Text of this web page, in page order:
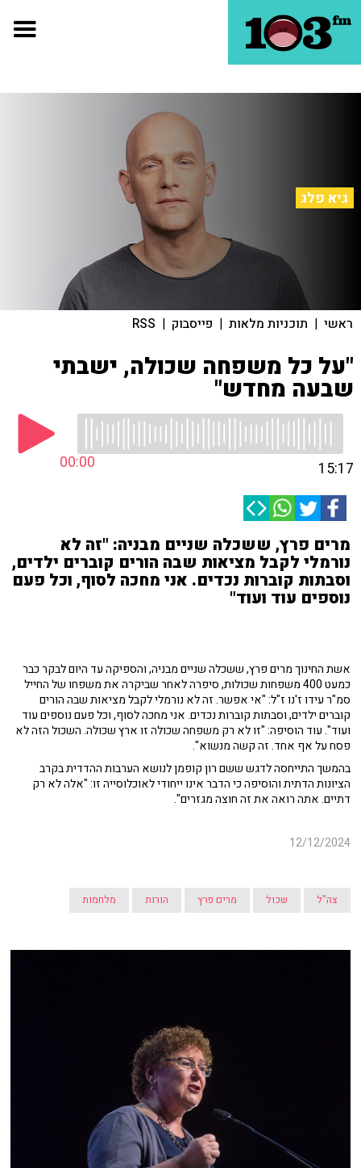
גיא פלג
ראשי | תוכניות מלאות | פייסבוק |
RSS
"על כל משפחה שכולה, ישבתי
שבעה מחדש"
00:00 15:17
מרים פרץ, ששכלה שניים מבניה: "זה לא
נורמלי לקבל מציאות שבה הורים קוברים ילדים,
וסבתות קוברות נכדים. אני מחכה לסוף, וכל פעם
נוספים עוד ועוד"
אשת החינוך מרים פרץ, ששכלה שניים מבניה, והספיקה עד היום לבקר כבר
כמעט 400 משפחות שכולות, סיפרה לאחר שביקרה את משפחו של החייל
סמ"ר עידו ז'נו ז"ל: "אי אפשר. זה לא נורמלי לקבל מציאות שבה הורים
קוברים ילדים, וסבתות קוברות נכדים. אני מחכה לסוף, וכל פעם נוספים עוד
ועוד". עוד הוסיפה: "זו לא רק משפחה שכולה זו ארץ שכולה. השכול הזה לא
פסח על אף אחד. זה קשה מנשוא".
בהמשך התייחסה לדגש ששם רון קופמן לנושא הערבות ההדדית בקרב
הציונות הדתית והוסיפה כי הדבר אינו ייחודי לאוכלוסייה זו: "אלה לא רק
דתיים. אתה רואה את זה חוצה מגזרים".
12/12/2024
צה"ל שכול מרים פרץ הורות מלחמות